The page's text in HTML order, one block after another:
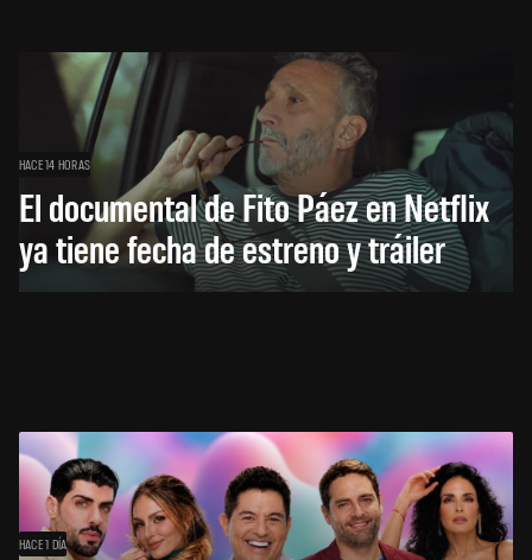
HACE 14 HORAS
El documental de Fito Páez en Netflix
ya tiene fecha de estreno y tráiler
HACE 1 DÍA